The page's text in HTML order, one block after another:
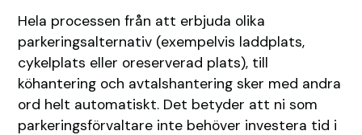
Hela processen från att erbjuda olika
parkeringsalternativ (exempelvis laddplats,
cykelplats eller oreserverad plats), till
köhantering och avtalshantering sker med andra
ord helt automatiskt. Det betyder att ni som
parkeringsförvaltare inte behöver investera tid i